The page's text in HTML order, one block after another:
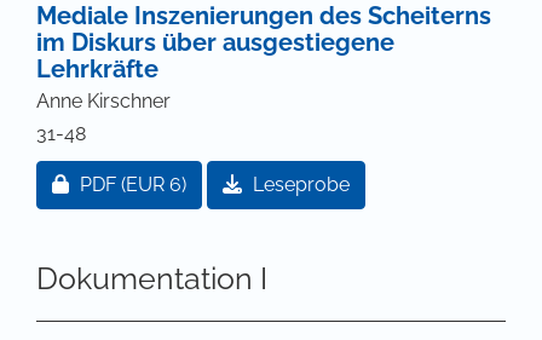
Mediale Inszenierungen des Scheiterns
im Diskurs über ausgestiegene
Lehrkräfte
Anne Kirschner
31-48
Zugang für Abonnent/innen oder durch Zahlung
PDF (EUR 6) Leseprobe
Dokumentation I